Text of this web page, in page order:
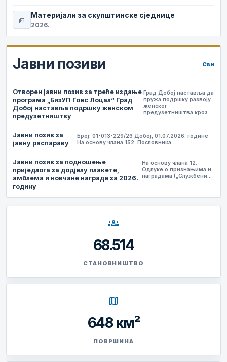
picture_as_pdf
Материјали за скупштинске сједнице
2026.
Јавни позиви Сви
Отворен јавни позив за треће издање
програма „БизУП Гоес Лоцал“ Град
Добој наставља подршку женском
предузетништву
Град Добој наставља да
пружа подршку развоју
женског
предузетништва кроз…
Јавни позив за
јавну распараву
Број: 01-013-229/26 Добој, 01.07.2026. године
На основу члана 152. Пословника…
Јавни позив за подношење
приједлога за додјелу плакете,
амблема и новчане награде за 2026.
годину
На основу члана 12.
Одлуке о признањима и
наградама („Службени…
groups
68.514
СТАНОВНИШТВО
map
648 км²
ПОВРШИНА